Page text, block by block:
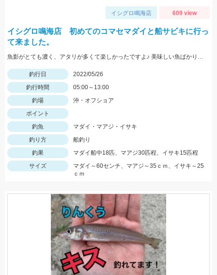
イシグロ鳴海店 609 view
イシグロ鳴海店 初めてのコマセマダイと船サビキに行っ
て来ました。
魚影がとても濃く、アタリが多くて楽しかったですよ♪ 美味しい魚ばかり釣れました♪
釣行日
2022/05/26
釣行時間
05:00～13:00
釣場
沖・オフショア
ポイント
釣魚
マダイ・マアジ・イサキ
釣り方
船釣り
釣果
マダイ船中18匹、マアジ30匹程、イサキ15匹程
サイズ
マダイ～60センチ、マアジ～35ｃｍ、イサキ～25
ｃｍ